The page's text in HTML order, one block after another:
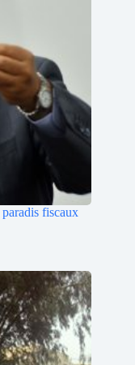
paradis fiscaux